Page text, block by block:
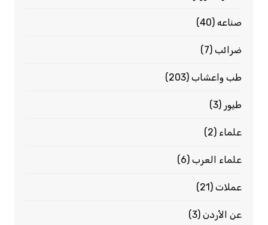
صناعه(40)
ضرائب(7)
طب واعشاب(203)
طيور (3)
علماء (2)
علماء العرب(6)
عملات(21)
عن الأردن(3)